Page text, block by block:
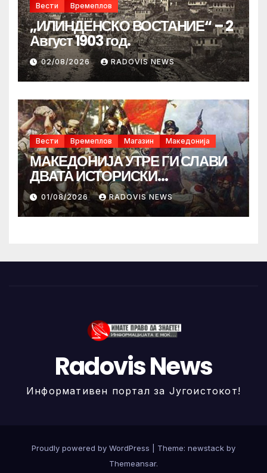
Вести Времеплов
„ИЛИНДЕНСКО ВОСТАНИЕ“ – 2
Август 1903 год.
02/08/2026 RADOVIS NEWS
Вести Времеплов Магазин Македонија
МАКЕДОНИЈА УТРЕ ГИ СЛАВИ
ДВАТА ИСТОРИСКИ
ИЛИНДЕНА!
01/08/2026 RADOVIS NEWS
Radovis News
Информативен портал за Југоистокот!
Proudly powered by WordPress
Theme: newstack by
Themeansar.